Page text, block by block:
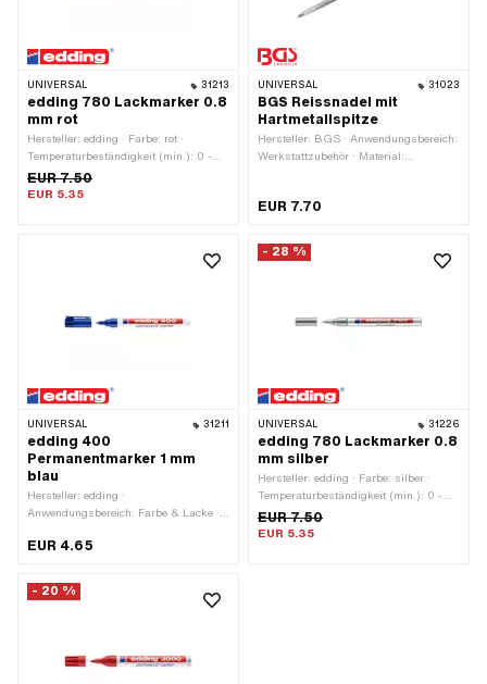
UNIVERSAL 31213
edding 780 Lackmarker 0.8
mm rot
Hersteller: edding · Farbe: rot ·
Temperaturbeständigkeit (min.): 0 -
400 °C · Strichbreite: 0.8
EUR 7.50
EUR 5.35
UNIVERSAL 31023
BGS Reissnadel mit
Hartmetallspitze
Hersteller: BGS · Anwendungsbereich:
Werkstattzubehör · Material:
mm
EUR 7.70
UNIVERSAL 31211
edding 400
Permanentmarker 1 mm
blau
Hersteller: edding ·
Anwendungsbereich: Farbe & Lacke ·
(min.): 0 - 130 °C · Strichbreite: 1
EUR 4.65
- 28 %
UNIVERSAL 31226
edding 780 Lackmarker 0.8
mm silber
Hersteller: edding · Farbe: silber ·
Temperaturbeständigkeit (min.): 0 -
400 °C · Strichbreite: 0.8
EUR 7.50
EUR 5.35
- 20 %